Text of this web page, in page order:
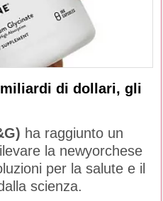
miliardi di dollari, gli
ha raggiunto un
la newyorchese
per la salute e il
scienza.